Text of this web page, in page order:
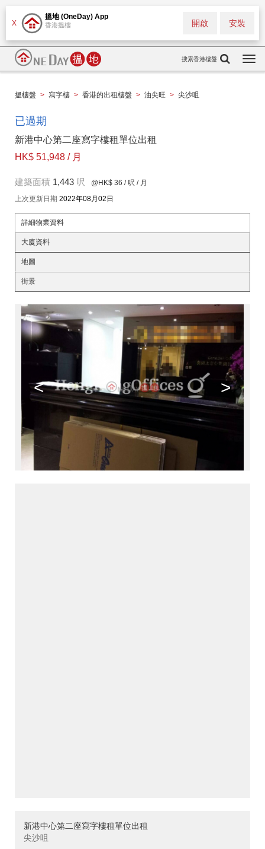
X
搵地 (OneDay) App
香港搵樓 安裝
開啟
搜索香港樓盤
搵樓盤 > 寫字樓 > 香港的出租樓盤 > 油尖旺 > 尖沙咀
已過期
新港中心第二座寫字樓租單位出租
HK$ 51,948 / 月
建築面積 1,443 呎 @HK$ 36 / 呎 / 月
上次更新日期 2022年08月02日
詳細物業資料
大廈資料
地圖
街景
< >
新港中心第二座寫字樓租單位出租
尖沙咀